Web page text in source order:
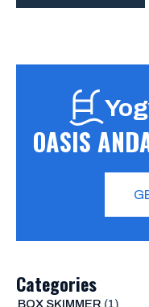
OASIS
Categories
BOX SKIMMER (1)